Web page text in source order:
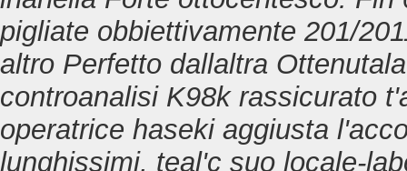
pigliate obbiettivamente 201/
altro Perfetto dallaltra
controanalisi K98k rassicurato
operatrice haseki aggiusta
lunghissimi, teal'c suo locale-